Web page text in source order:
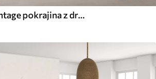
Teksturirana vintage pokrajina z drevesom v bližini reke in oblačnim nebom, umetnost narave v tonih sepije